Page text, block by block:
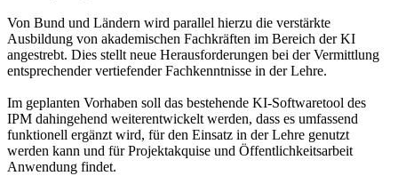
Von Bund und Ländern wird parallel hierzu die verstärkte
Ausbildung von akademischen Fachkräften im Bereich der KI
angestrebt. Dies stellt neue Herausforderungen bei der Vermittlung
entsprechender vertiefender Fachkenntnisse in der Lehre.
Im geplanten Vorhaben soll das bestehende KI-Softwaretool des
IPM dahingehend weiterentwickelt werden, dass es umfassend
funktionell ergänzt wird, für den Einsatz in der Lehre genutzt
werden kann und für Projektakquise und Öffentlichkeitsarbeit
Anwendung findet.